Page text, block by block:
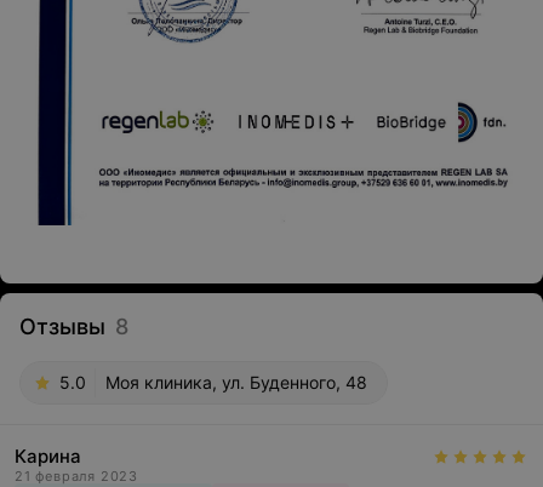
Отзывы 8
5.0 Моя клиника, ул. Буденного, 48
Карина
21 февраля 2023